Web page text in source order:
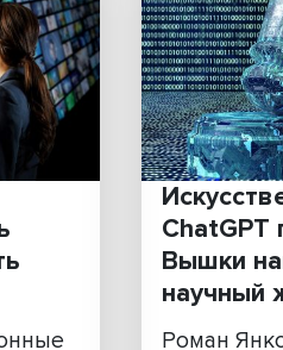
теперь можно
что держишь в
находится на